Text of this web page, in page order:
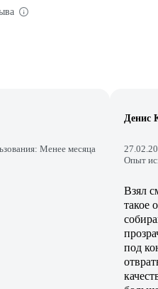
Менее месяца
Денис
Опыт
Взял
такое
под